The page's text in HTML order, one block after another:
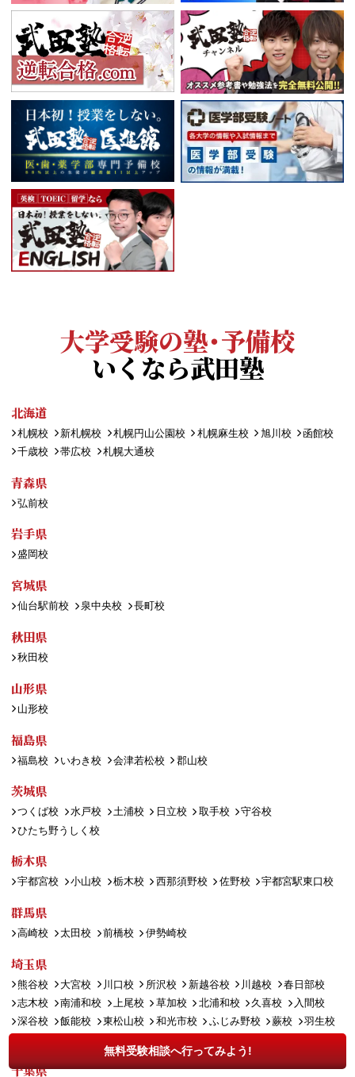
無料受験相談へ行ってみよう!
大学受験の塾・予備校
いくなら武田塾
北海道
札幌校 新札幌校 札幌円山公園校 札幌麻生校 旭川校
函館校
千歳校
帯広校 札幌大通校
青森県
弘前校
岩手県
盛岡校
宮城県
仙台駅前校 泉中央校 長町校
秋田県
秋田校
山形県
山形校
福島県
福島校 いわき校 会津若松校 郡山校
茨城県
つくば校 水戸校 土浦校 日立校 取手校
守谷校
ひたち野うしく校
栃木県
宇都宮校 小山校 栃木校 西那須野校 佐野校 宇都宮駅東口校
群馬県
高崎校 太田校 前橋校 伊勢崎校
埼玉県
熊谷校 大宮校 川口校 所沢校 新越谷校 川越校
春日部校
志木校
南浦和校 上尾校 草加校 北浦和校 久喜校
入間校
深谷校
飯能校 東松山校 和光市校 ふじみ野校 蕨校
羽生校
千葉県